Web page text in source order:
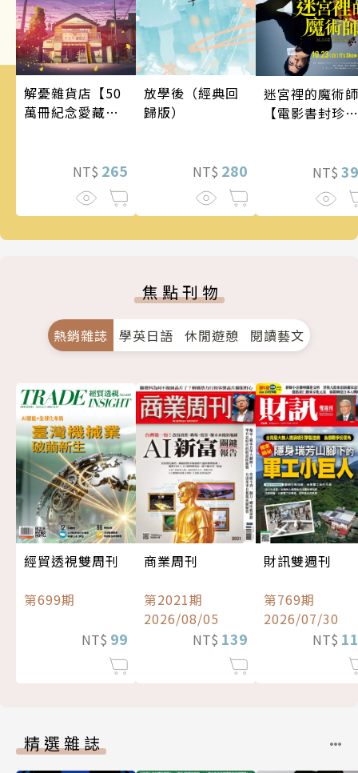
解憂雜貨店【50
萬冊紀念愛藏
NT$ 265
放學後（經典回
歸版）
NT$ 280
迷宮裡的魔術師
【電影書封珍藏
NT$
焦點刊物
熱銷雜誌 學英日語 休閒遊憩 閱讀藝文
經貿透視雙周刊
第699期
NT$ 99
商業周刊
第2021期
2026/08/05
NT$ 139
財訊雙週刊
第769期
2026/07/30
NT$
精選雜誌